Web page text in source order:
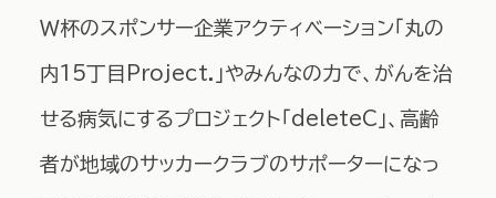
Ｗ杯のスポンサー企業アクティベーション「丸の
内15丁目Project.」やみんなの力で、がんを治
せる病気にするプロジェクト「deleteC」、高齢
者が地域のサッカークラブのサポーターになっ